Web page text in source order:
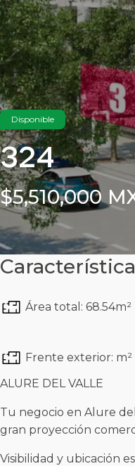
Disponible
324
$5,510,000
Área total: 68.54m²
Frente exterior: m²
ALURE DEL VALLE
Tu negocio en Alure
gran proyección
Visibilidad y ubicación